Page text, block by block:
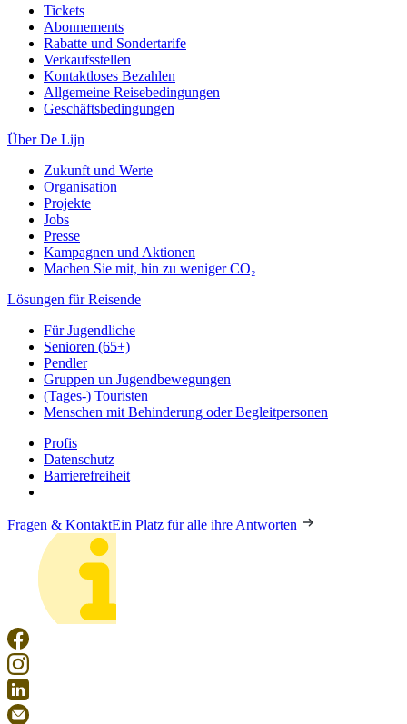
Tickets
Abonnements
Rabatte und Sondertarife
Verkaufsstellen
Kontaktloses Bezahlen
Allgemeine Reisebedingungen
Geschäftsbedingungen
Über De Lijn
Zukunft und Werte
Organisation
Projekte
Jobs
Presse
Kampagnen und Aktionen
Machen Sie mit, hin zu weniger CO₂
Lösungen für Reisende
Für Jugendliche
Senioren (65+)
Pendler
Gruppen un Jugendbewegungen
(Tages-) Touristen
Menschen mit Behinderung oder Begleitpersonen
Profis
Datenschutz
Barrierefreiheit
Fragen & KontaktEin Platz für alle ihre Antworten